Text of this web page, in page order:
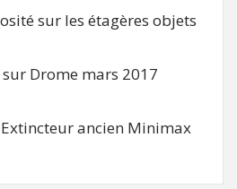
sur les étagères objets
Drome mars 2017
Extincteur ancien Minimax